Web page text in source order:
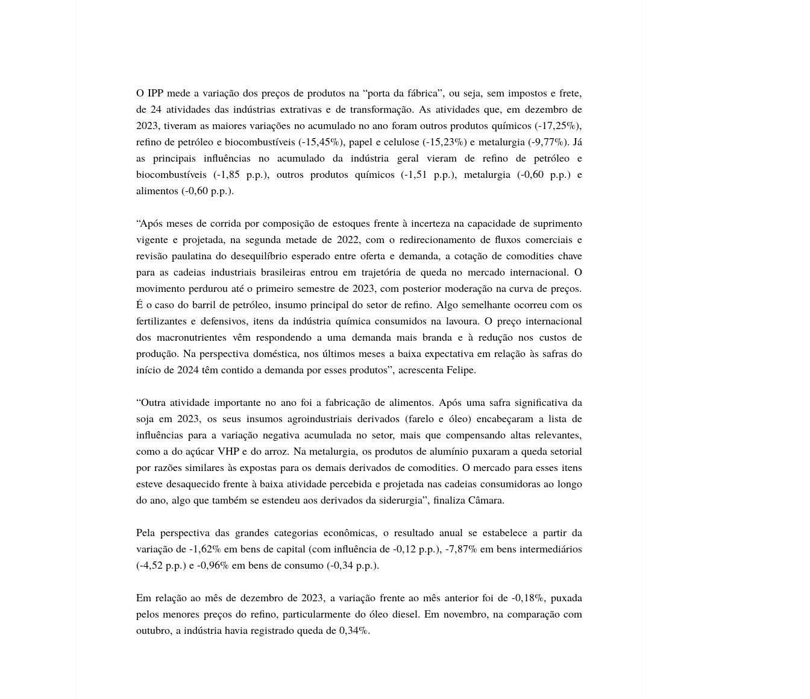
O IPP mede a variação dos preços de produtos na “porta da fábrica”, ou seja, sem impostos e frete,
de 24 atividades das indústrias extrativas e de transformação. As atividades que, em dezembro de
2023, tiveram as maiores variações no acumulado no ano foram outros produtos químicos (-17,25%),
refino de petróleo e biocombustíveis (-15,45%), papel e celulose (-15,23%) e metalurgia (-9,77%). Já
as principais influências no acumulado da indústria geral vieram de refino de petróleo e
biocombustíveis (-1,85 p.p.), outros produtos químicos (-1,51 p.p.), metalurgia (-0,60 p.p.) e
alimentos (-0,60 p.p.).
“Após meses de corrida por composição de estoques frente à incerteza na capacidade de suprimento
vigente e projetada, na segunda metade de 2022, com o redirecionamento de fluxos comerciais e
revisão paulatina do desequilíbrio esperado entre oferta e demanda, a cotação de comodities chave
para as cadeias industriais brasileiras entrou em trajetória de queda no mercado internacional. O
movimento perdurou até o primeiro semestre de 2023, com posterior moderação na curva de preços.
É o caso do barril de petróleo, insumo principal do setor de refino. Algo semelhante ocorreu com os
fertilizantes e defensivos, itens da indústria química consumidos na lavoura. O preço internacional
dos macronutrientes vêm respondendo a uma demanda mais branda e à redução nos custos de
produção. Na perspectiva doméstica, nos últimos meses a baixa expectativa em relação às safras do
início de 2024 têm contido a demanda por esses produtos”, acrescenta Felipe.
“Outra atividade importante no ano foi a fabricação de alimentos. Após uma safra significativa da
soja em 2023, os seus insumos agroindustriais derivados (farelo e óleo) encabeçaram a lista de
influências para a variação negativa acumulada no setor, mais que compensando altas relevantes,
como a do açúcar VHP e do arroz. Na metalurgia, os produtos de alumínio puxaram a queda setorial
por razões similares às expostas para os demais derivados de comodities. O mercado para esses itens
esteve desaquecido frente à baixa atividade percebida e projetada nas cadeias consumidoras ao longo
do ano, algo que também se estendeu aos derivados da siderurgia”, finaliza Câmara.
Pela perspectiva das grandes categorias econômicas, o resultado anual se estabelece a partir da
variação de -1,62% em bens de capital (com influência de -0,12 p.p.), -7,87% em bens intermediários
(-4,52 p.p.) e -0,96% em bens de consumo (-0,34 p.p.).
Em relação ao mês de dezembro de 2023, a variação frente ao mês anterior foi de -0,18%, puxada
pelos menores preços do refino, particularmente do óleo diesel. Em novembro, na comparação com
outubro, a indústria havia registrado queda de 0,34%.